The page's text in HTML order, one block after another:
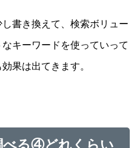
書き換えて、検索ボリュー
キーワードを使っていって
果は出てきます。
べる④どれくらい